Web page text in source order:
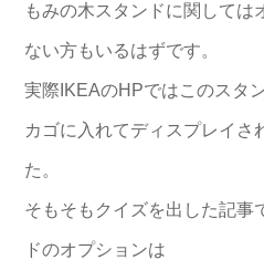
もみの木スタンドに関しては
ない方もいるはずです。
実際IKEAのHPではこのスタ
カゴに入れてディスプレイさ
た。
そもそもクイズを出した記事
ドのオプションは